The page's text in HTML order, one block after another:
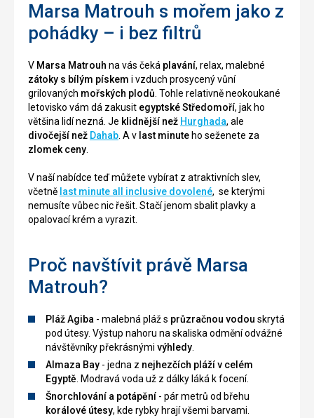
Marsa Matrouh s mořem jako z
pohádky – i bez filtrů
V Marsa Matrouh na vás čeká plavání, relax, malebné
zátoky s bílým pískem i vzduch prosycený vůní
grilovaných mořských plodů . Tohle relativně neokoukané
letovisko vám dá zakusit egyptské Středomoří, jak ho
většina lidí nezná. Je klidnější než Hurghada, ale
divočejší než Dahab . A v last minute ho seženete za
zlomek ceny
V naší nabídce teď můžete vybírat z atraktivních slev,
včetně last minute all inclusive dovolené, se kterými
nemusíte vůbec nic řešit. Stačí jenom sbalit plavky a
opalovací krém a vyrazit.
Proč navštívit právě Marsa
Matrouh?
Pláž Agiba - malebná pláž s průzračnou vodou skrytá
pod útesy. Výstup nahoru na skaliska odmění odvážné
návštěvníky překrásnými výhledy
Almaza Bay - jedna z nejhezčích pláží v celém
Egyptě . Modravá voda už z dálky láká k focení.
Šnorchlování a potápění - pár metrů od břehu
korálové útesy, kde rybky hrají všemi barvami.